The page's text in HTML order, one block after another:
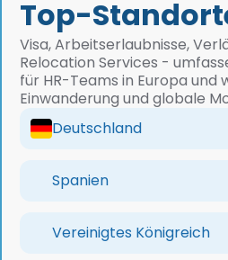
Daueraufenthaltsgenehmigung
Staatsbürgerschaft im Rahmen
Reformen von 2026. Mit über
Sterne-Bewertung und mehr als
unterstützten Umzügen
Leitfäden zum deutschen Weg
– von der Arbeitserlaubnis bis
Aufenthaltserlaubnis und
Top-
Visa, Arbeitserlaubnisse,
Relocation Services -
für HR-Teams in Europa und
Einwanderung und globale
Deutschland
Spanien
Vereinigtes Königreich